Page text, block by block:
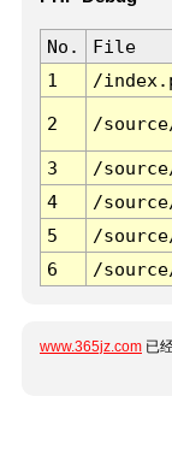
No. File
1
/
2 /
3 /
4
/
5
/
6
/
www.365jz.com 已